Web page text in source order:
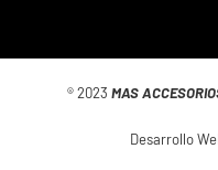
® 2023 MAS
Desarrollo